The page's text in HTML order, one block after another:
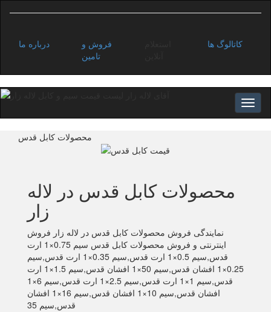
درباره ما
فروش و
تامین
کاتالوگ ها
محصولات کابل قدس
محصولات کابل قدس در لاله
زار
نمایندگی فروش محصولات کابل قدس در لاله زار فروش
اینترنتی و فروش محصولات کابل قدس سیم 0.75×1 ارت
قدس,سیم 0.5×1 ارت قدس,سیم 0.35×1 ارت قدس,سیم
0.25×1 افشان قدس,سیم 50×1 افشان قدس,سیم 1.5×1 ارت
قدس,سیم 1×1 ارت قدس,سیم 2.5×1 ارت قدس,سیم 6×1
افشان قدس,سیم 10×1 افشان قدس,سیم 16×1 افشان
قدس,سیم 35